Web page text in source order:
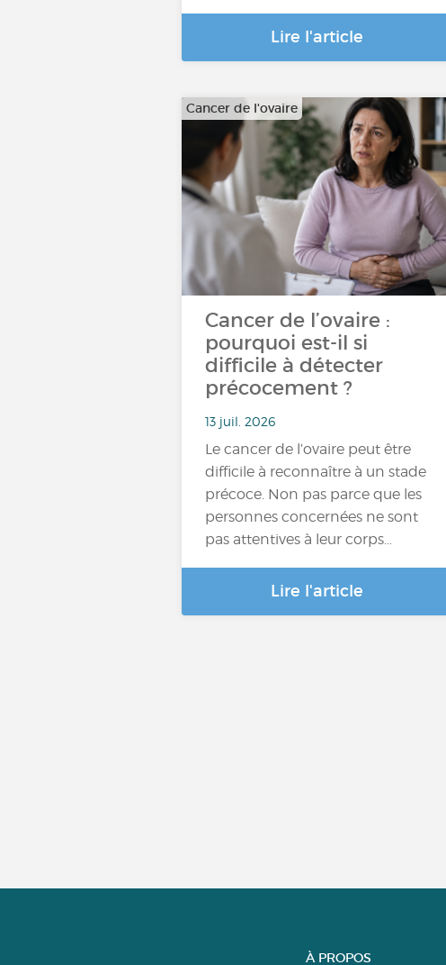
Lire l'article
Cancer de l'ovaire
Cancer de l’ovaire :
pourquoi est-il si
difficile à détecter
précocement ?
13 juil. 2026
Le cancer de l’ovaire peut être
difficile à reconnaître à un stade
précoce. Non pas parce que les
personnes concernées ne sont
pas attentives à leur corps…
Lire l'article
À PROPOS